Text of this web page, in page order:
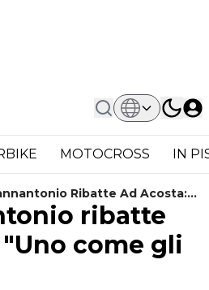
MOTOCROSS IN
Ribatte Ad Acosta:
Gli Altri"ribatte
come gli